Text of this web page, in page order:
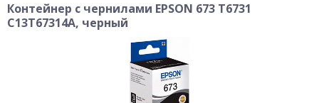
Контейнер с чернилами EPSON 673 T6731
C13T67314A, черный